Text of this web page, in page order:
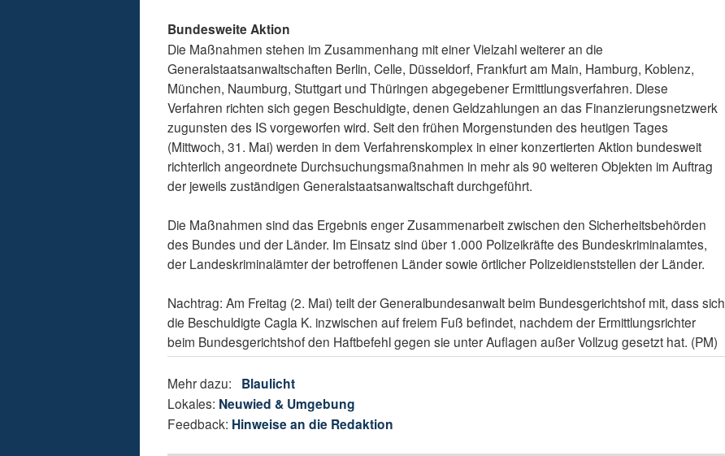
Bundesweite Aktion
Die Maßnahmen stehen im Zusammenhang mit einer Vielzahl weiterer an die
Generalstaatsanwaltschaften Berlin, Celle, Düsseldorf, Frankfurt am Main, Hamburg, Koblenz,
München, Naumburg, Stuttgart und Thüringen abgegebener Ermittlungsverfahren. Diese
Verfahren richten sich gegen Beschuldigte, denen Geldzahlungen an das Finanzierungsnetzwerk
zugunsten des IS vorgeworfen wird. Seit den frühen Morgenstunden des heutigen Tages
(Mittwoch, 31. Mai) werden in dem Verfahrenskomplex in einer konzertierten Aktion bundesweit
richterlich angeordnete Durchsuchungsmaßnahmen in mehr als 90 weiteren Objekten im Auftrag
der jeweils zuständigen Generalstaatsanwaltschaft durchgeführt.
Die Maßnahmen sind das Ergebnis enger Zusammenarbeit zwischen den Sicherheitsbehörden
des Bundes und der Länder. Im Einsatz sind über 1.000 Polizeikräfte des Bundeskriminalamtes,
der Landeskriminalämter der betroffenen Länder sowie örtlicher Polizeidienststellen der Länder.
Nachtrag: Am Freitag (2. Mai) teilt der Generalbundesanwalt beim Bundesgerichtshof mit, dass sich
die Beschuldigte Cagla K. inzwischen auf freiem Fuß befindet, nachdem der Ermittlungsrichter
beim Bundesgerichtshof den Haftbefehl gegen sie unter Auflagen außer Vollzug gesetzt hat. (PM)
Mehr dazu: Blaulicht
Lokales: Neuwied & Umgebung
Feedback: Hinweise an die Redaktion